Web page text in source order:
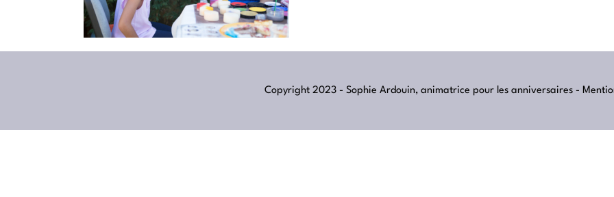
Copyright 2023 - Sophie Ardouin, animatrice pour les anniversaires -